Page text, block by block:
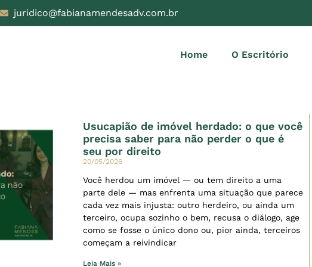
juridico@fabianamendesadv.com.br
Home O Escritório
Usucapião de imóvel herdado: o que você
precisa saber para não perder o que é
seu por direito
20/05/2026
Você herdou um imóvel — ou tem direito a uma
parte dele — mas enfrenta uma situação que parece
cada vez mais injusta: outro herdeiro, ou ainda um
terceiro, ocupa sozinho o bem, recusa o diálogo, age
como se fosse o único dono ou, pior ainda, terceiros
começam a reivindicar
Leia Mais »